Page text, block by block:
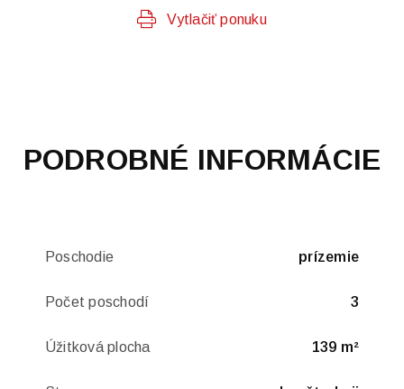
Vytlačiť ponuku
PODROBNÉ INFORMÁCIE
Poschodie prízemie
Počet poschodí 3
Úžitková plocha 139 m²